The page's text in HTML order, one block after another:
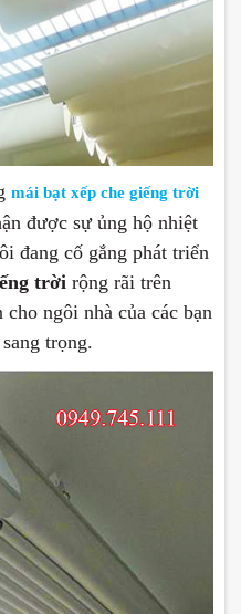
mái bạt xếp che giếng trời
được sự ủng hộ nhiệt
đang cố gắng phát triển
trời rộng rãi trên
ngôi nhà của các bạn
trọng.